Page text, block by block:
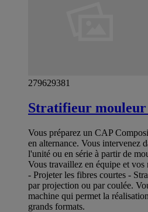
279629381
Stratifieur
Vous préparez un CAP
en alternance. Vous intervenez
l'unité ou en série à partir de
Vous travaillez en équipe et vos
- Projeter les fibres courtes -
par projection ou par coulée.
machine qui permet la
grands formats.